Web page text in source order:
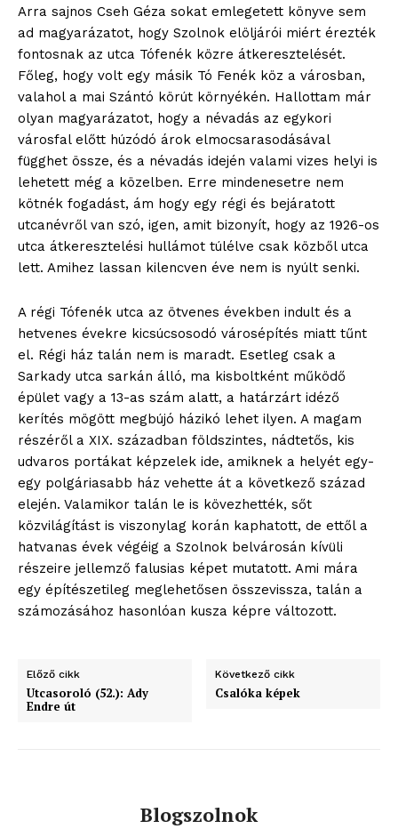
blogSZOLNOK
szubjektív élményportál
ELŐFIZETÉS
Hasznos
Adatkezelési tájékoztató
Arra sajnos Cseh Géza sokat emlegetett könyve sem
ad magyarázatot, hogy Szolnok elöljárói miért érezték
fontosnak az utca Tófenék közre átkeresztelését.
Főleg, hogy volt egy másik Tó Fenék köz a városban,
valahol a mai Szántó körút környékén. Hallottam már
olyan magyarázatot, hogy a névadás az egykori
városfal előtt húzódó árok elmocsarasodásával
függhet össze, és a névadás idején valami vizes helyi is
lehetett még a közelben. Erre mindenesetre nem
kötnék fogadást, ám hogy egy régi és bejáratott
utcanévről van szó, igen, amit bizonyít, hogy az 1926-os
utca átkeresztelési hullámot túlélve csak közből utca
lett. Amihez lassan kilencven éve nem is nyúlt senki.
A régi Tófenék utca az ötvenes években indult és a
hetvenes évekre kicsúcsosodó városépítés miatt tűnt
el. Régi ház talán nem is maradt. Esetleg csak a
Sarkady utca sarkán álló, ma kisboltként működő
épület vagy a 13-as szám alatt, a határzárt idéző
kerítés mögött megbújó házikó lehet ilyen. A magam
részéről a XIX. században földszintes, nádtetős, kis
udvaros portákat képzelek ide, amiknek a helyét egy-
egy polgáriasabb ház vehette át a következő század
elején. Valamikor talán le is kövezhették, sőt
közvilágítást is viszonylag korán kaphatott, de ettől a
hatvanas évek végéig a Szolnok belvárosán kívüli
részeire jellemző falusias képet mutatott. Ami mára
egy építészetileg meglehetősen összevissza, talán a
számozásához hasonlóan kusza képre változott.
Előző cikk
Utcasoroló (52.): Ady
Endre út
Következő cikk
Csalóka képek
Blogszolnok